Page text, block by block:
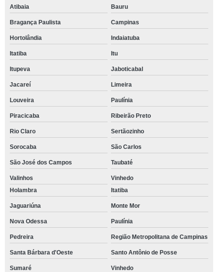
Atibaia Bauru
Bragança Paulista Campinas
Hortolândia Indaiatuba
Itatiba Itu
Itupeva Jaboticabal
Jacareí Limeira
Louveira Paulínia
Piracicaba Ribeirão Preto
Rio Claro Sertãozinho
Sorocaba São Carlos
São José dos Campos Taubaté
Valinhos
Vinhedo
Holambra
Itatiba
Jaguariúna Monte Mor
Nova Odessa Paulínia
Pedreira Região Metropolitana de Campinas
Santa Bárbara d'Oeste Santo Antônio de Posse
Sumaré Vinhedo